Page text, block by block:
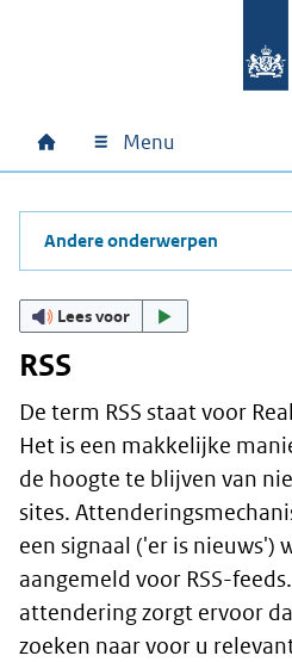
Hoofdnavigatie
Home Menu
Andere onderwerpen
Lees voor
RSS
De term RSS staat voor
Het is een makkelijke
de hoogte te blijven van
sites.
een signaal ('er is nieuws')
aangemeld voor RSS-
attendering zorgt ervoor
zoeken naar voor u